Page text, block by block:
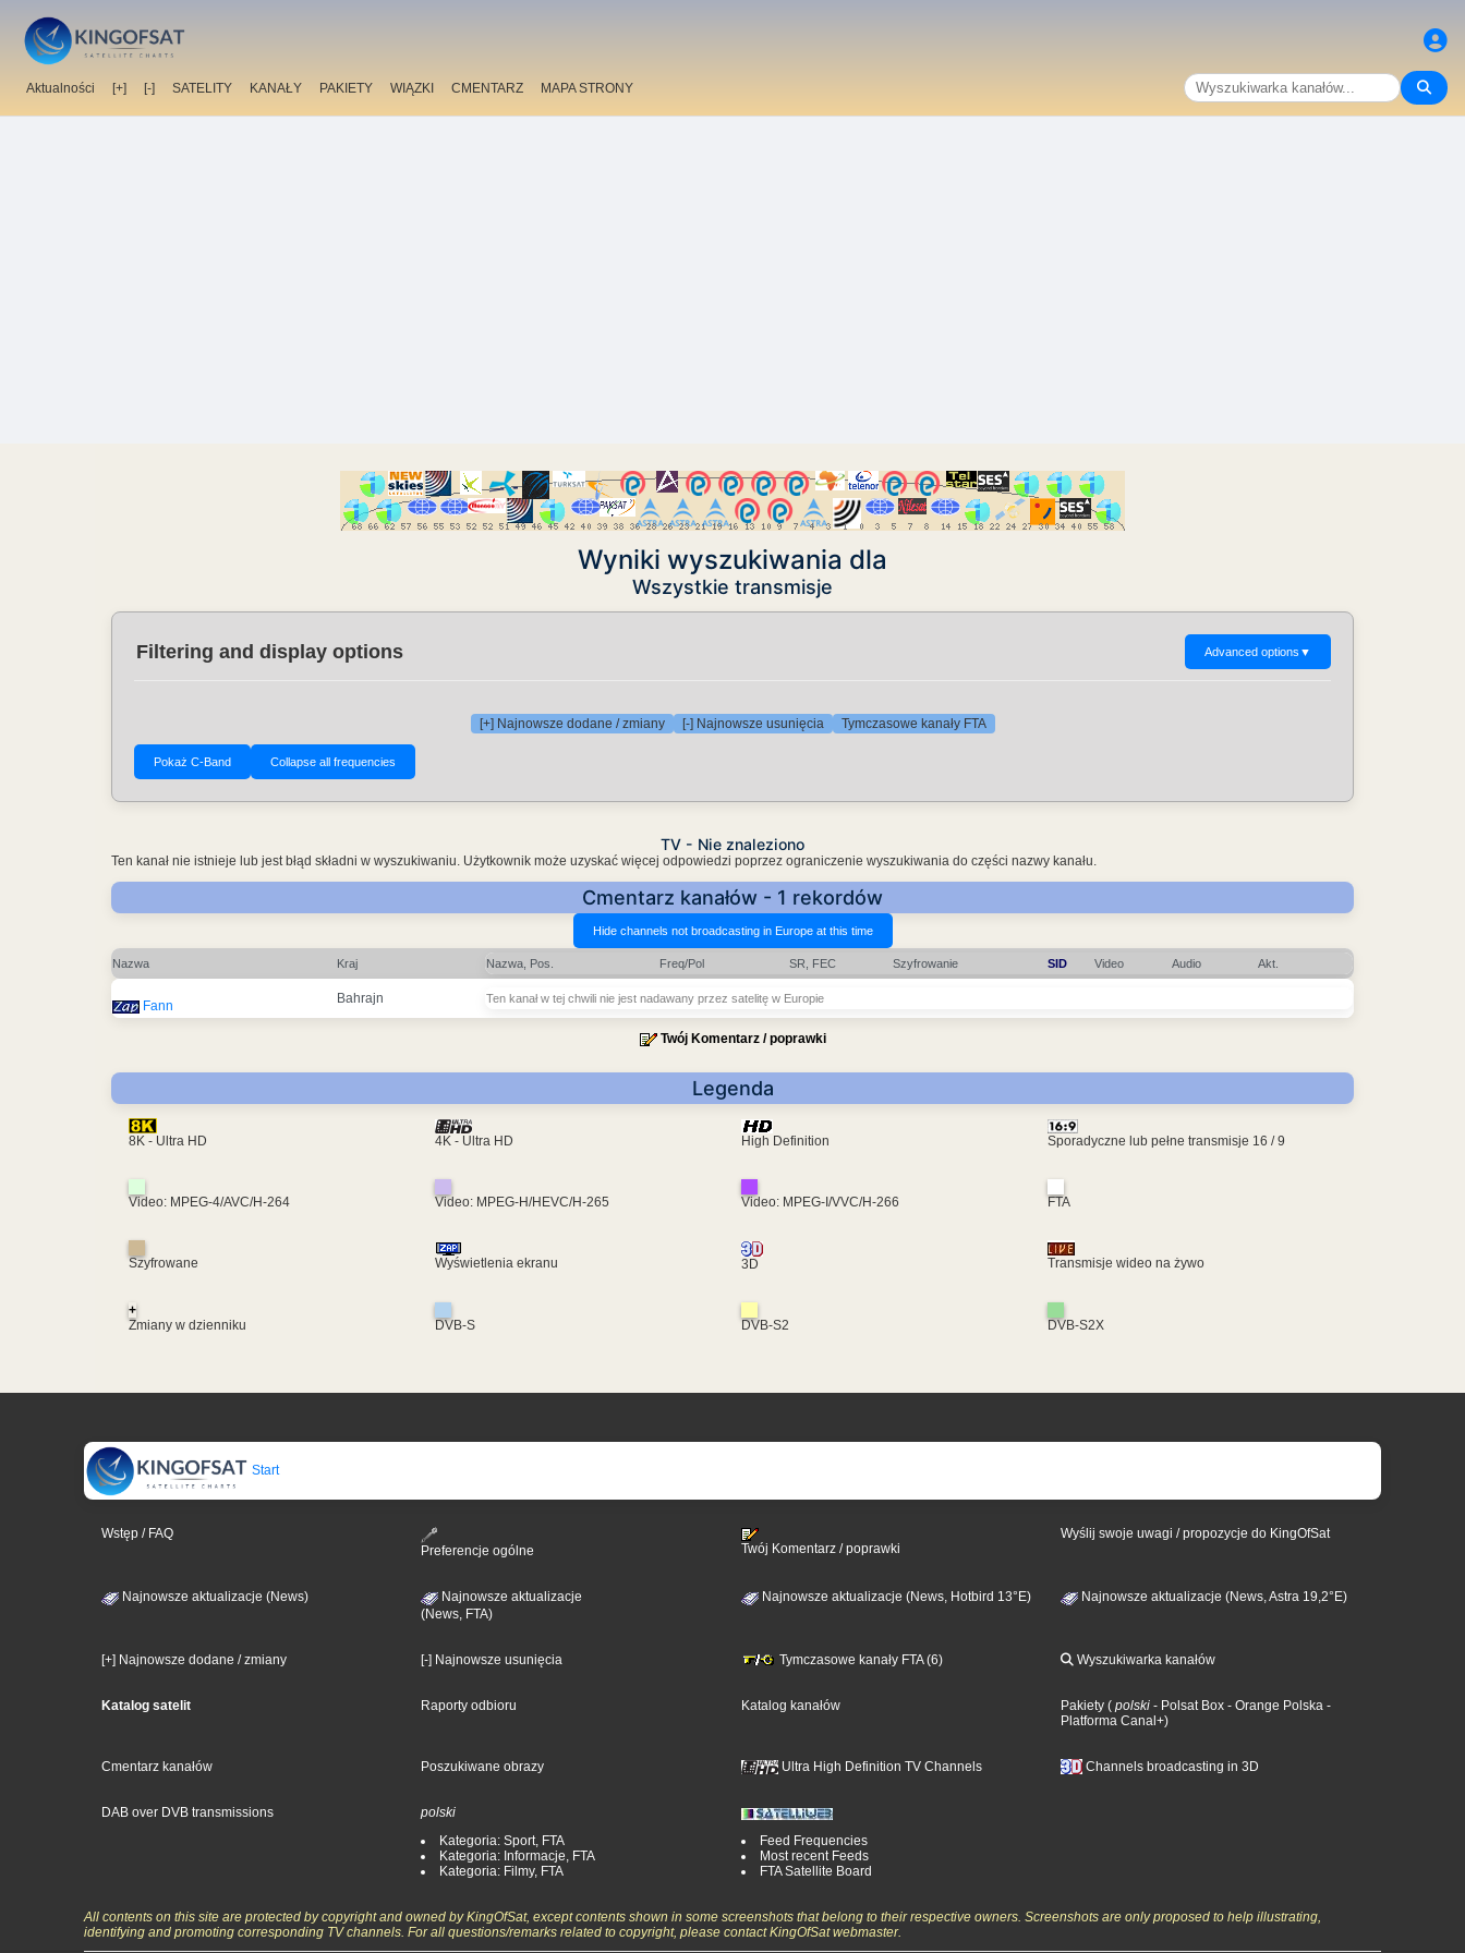
Aktualności [+] [-] SATELITY KANAŁY PAKIETY WIĄZKI CMENTARZ MAPA STRONY
Wyniki wyszukiwania dla
Wszystkie transmisje
Filtering and display options Advanced options ▼
[+] Najnowsze dodane / zmiany [-] Najnowsze usunięcia Tymczasowe kanały FTA
TV - Nie znaleziono
Ten kanał nie istnieje lub jest błąd składni w wyszukiwaniu. Użytkownik może uzyskać więcej odpowiedzi poprzez ograniczenie wyszukiwania do części nazwy kanału.
Cmentarz kanałów - 1 rekordów
Nazwa Kraj Nazwa, Pos. Freq/Pol SR, FEC Szyfrowanie SID Video Audio Akt.
Fann Bahrajn Ten kanał w tej chwili nie jest nadawany przez satelitę w Europie
Twój Komentarz / poprawki
Legenda
8K - Ultra HD 4K - Ultra HD High Definition Sporadyczne lub pełne transmisje 16 / 9
Video: MPEG-4/AVC/H-264 Video: MPEG-H/HEVC/H-265 Video: MPEG-I/VVC/H-266 FTA
Szyfrowane Wyświetlenia ekranu 3D Transmisje wideo na żywo
+
Zmiany w dzienniku
DVB-S DVB-S2 DVB-S2X
Start
Wstęp / FAQ
Preferencje ogólne
Twój Komentarz / poprawki
Wyślij swoje uwagi / propozycje do KingOfSat
Najnowsze aktualizacje (News)
Najnowsze aktualizacje
(News, FTA)
Najnowsze aktualizacje (News, Hotbird 13°E) Najnowsze aktualizacje (News, Astra 19,2°E)
[+] Najnowsze dodane / zmiany [-] Najnowsze usunięcia Tymczasowe kanały FTA (6) Wyszukiwarka kanałów
Katalog satelit Raporty odbioru Katalog kanałów Pakiety ( polski - Polsat Box - Orange Polska -
Platforma Canal+)
Cmentarz kanałów Poszukiwane obrazy Ultra High Definition TV Channels Channels broadcasting in 3D
DAB over DVB transmissions
polski
Kategoria: Sport, FTA
Kategoria: Informacje, FTA
Kategoria: Filmy, FTA
Feed Frequencies
Most recent Feeds
FTA Satellite Board
All contents on this site are protected by copyright and owned by KingOfSat, except contents shown in some screenshots that belong to their respective owners. Screenshots are only proposed to help illustrating,
identifying and promoting corresponding TV channels. For all questions/remarks related to copyright, please contact KingOfSat webmaster.